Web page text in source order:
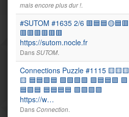
mais encore plus dur !.
#SUTOM #1635 2/6 🟥🟦🟦🟡🟦🟥
🟥🟥🟥🟥🟥🟥
https://sutom.nocle.fr
DansSUTOM.
Connections Puzzle #1115 🟨🟨🟨
🟨 🟦🟦🟪🟦 🟩🟩🟩🟩 🟪🟦🟦🟪 🟪
🟦🟪🟦 🟦🟦🟦🟦 🟪🟪🟪🟪
https://w…
DansConnection.